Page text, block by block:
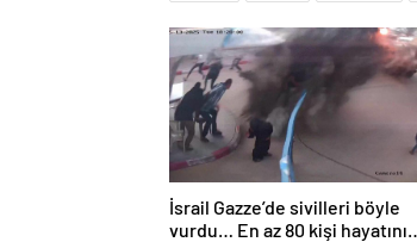
İsrail Gazze’de sivilleri böyle
vurdu… En az 80 kişi hayatını